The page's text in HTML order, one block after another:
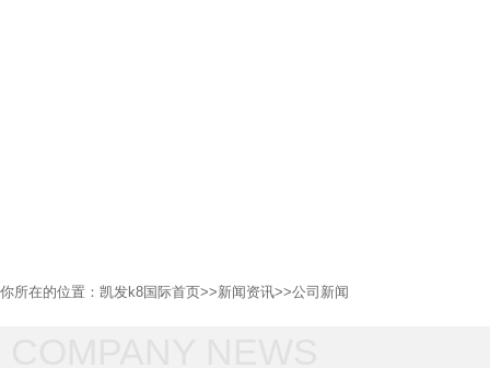
你所在的位置： 凯发k8国际首页>>新闻资讯>>公司新闻